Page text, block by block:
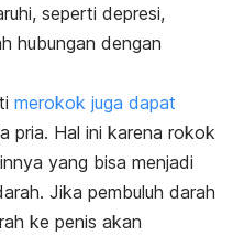
seperti depresi,
hubungan dengan
merokok juga dapat
pria. Hal ini karena rokok
yang bisa menjadi
Jika pembuluh darah
ke penis akan